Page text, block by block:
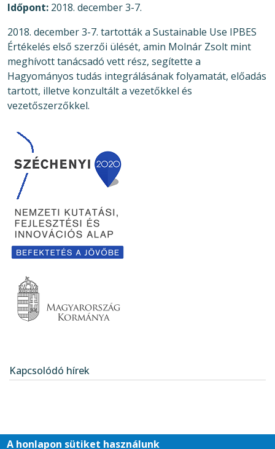
Időpont 2018. december 3-7.
2018. december 3-7. tartották a Sustainable Use IPBES
Értékelés első szerzői ülését, amin Molnár Zsolt mint
meghívott tanácsadó vett rész, segítette a
Hagyományos tudás integrálásának folyamatát, előadás
tartott, illetve konzultált a vezetőkkel és
vezetőszerzőkkel.
Kapcsolódó hírek
A honlapon sütiket használunk